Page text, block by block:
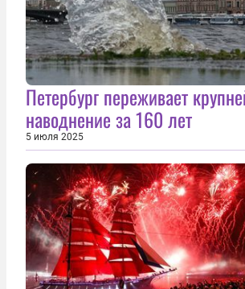
Петербург переживает
наводнение за 160 лет
5 июля 2025